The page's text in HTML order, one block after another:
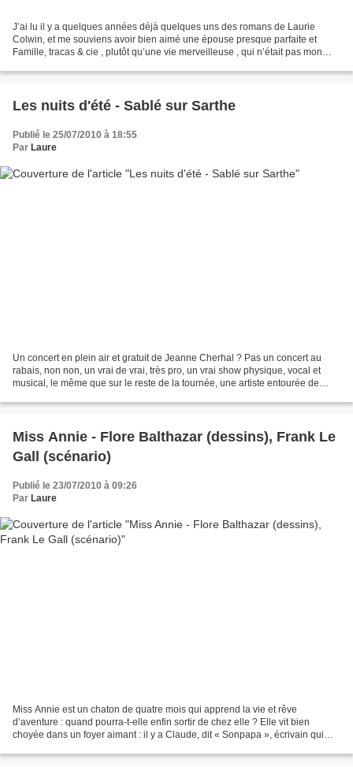
J’ai lu il y a quelques années déjà quelques uns des romans de Laurie
Colwin, et me souviens avoir bien aimé une épouse presque parfaite et
Famille, tracas & cie , plutôt qu’une vie merveilleuse , qui n’était pas mon
Les nuits d'été - Sablé sur Sarthe
Publié le 25/07/2010 à 18:55
Par Laure
Un concert en plein air et gratuit de Jeanne Cherhal ? Pas un concert au
rabais, non non, un vrai de vrai, très pro, un vrai show physique, vocal et
musical, le même que sur le reste de la tournée, une artiste entourée de
Miss Annie - Flore Balthazar (dessins), Frank Le
Gall (scénario)
Publié le 23/07/2010 à 09:26
Par Laure
Miss Annie est un chaton de quatre mois qui apprend la vie et rêve
d’aventure : quand pourra-t-elle enfin sortir de chez elle ? Elle vit bien
choyée dans un foyer aimant : il y a Claude, dit « Sonpapa », écrivain qui